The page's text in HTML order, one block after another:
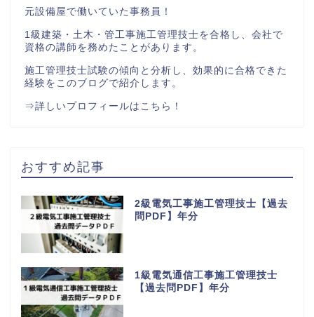
元設備屋で働いていた事務員！
1級建築・土木・管工事施工管理技士を合格し、会社で
資格の講師を務めたことがあります。
施工管理技士試験の傾向と分析し、効果的に合格できた
経験をこのブログで紹介します。
⇒詳しいプロフィールはこちら！
おすすめ記事
2級電気工事施工管理技士【過去
問PDF】年分
1級電気通信工事施工管理技士
【過去問PDF】年分